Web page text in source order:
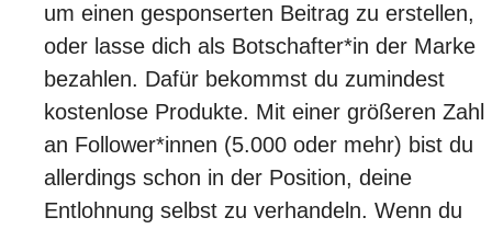
um einen gesponserten Beitrag zu erstellen,
oder lasse dich als Botschafter*in der Marke
bezahlen. Dafür bekommst du zumindest
kostenlose Produkte. Mit einer größeren Zahl
an Follower*innen (5.000 oder mehr) bist du
allerdings schon in der Position, deine
Entlohnung selbst zu verhandeln. Wenn du